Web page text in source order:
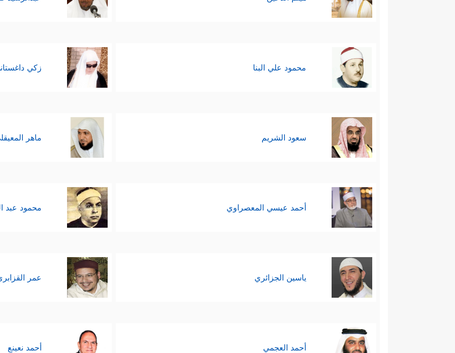
محمود علي البنا زكي
سعود الشريم ماهر
أحمد عيسي المعصراوي محمود عبد
ياسين الجزائري عمر
أحمد العجمي أحمد نعينع